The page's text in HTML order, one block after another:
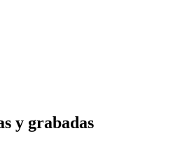
y grabadas